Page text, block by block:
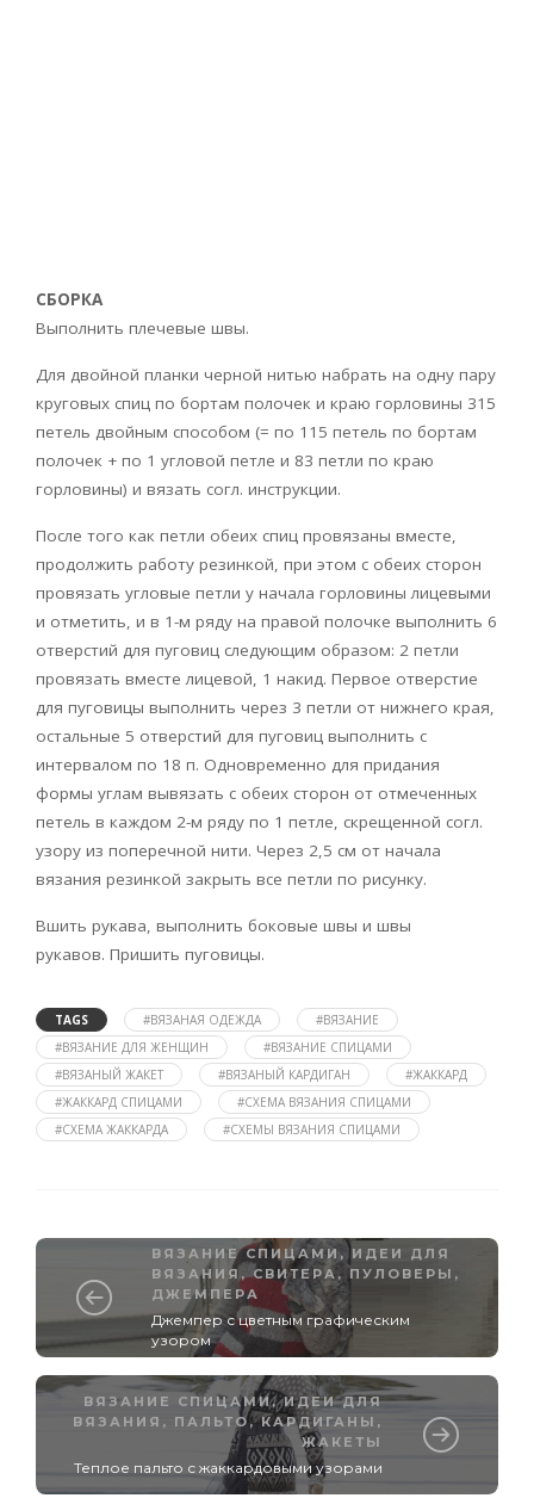
СБОРКА
Выполнить плечевые швы.
Для двойной планки черной нитью набрать на одну пару
круговых спиц по бортам полочек и краю горловины 315
петель двойным способом (= по 115 петель по бортам
полочек + по 1 угловой петле и 83 петли по краю
горловины) и вязать согл. инструкции.
После того как петли обеих спиц провязаны вместе,
продолжить работу резинкой, при этом с обеих сторон
провязать угловые петли у начала горловины лицевыми
и отметить, и в 1-м ряду на правой полочке выполнить 6
отверстий для пуговиц следующим образом: 2 петли
провязать вместе лицевой, 1 накид. Первое отверстие
для пуговицы выполнить через 3 петли от нижнего края,
остальные 5 отверстий для пуговиц выполнить с
интервалом по 18 п. Одновременно для придания
формы углам вывязать с обеих сторон от отмеченных
петель в каждом 2-м ряду по 1 петле, скрещенной согл.
узору из поперечной нити. Через 2,5 см от начала
вязания резинкой закрыть все петли по рисунку.
Вшить рукава, выполнить боковые швы и швы
рукавов. Пришить пуговицы.
TAGS #ВЯЗАНАЯ ОДЕЖДА
#ВЯЗАНИЕ
#ВЯЗАНИЕ ДЛЯ ЖЕНЩИН
#ВЯЗАНИЕ СПИЦАМИ
#ВЯЗАНЫЙ ЖАКЕТ
#ВЯЗАНЫЙ КАРДИГАН
#ЖАККАРД
#ЖАККАРД СПИЦАМИ
#СХЕМА ВЯЗАНИЯ СПИЦАМИ
#СХЕМА ЖАККАРДА
#СХЕМЫ ВЯЗАНИЯ СПИЦАМИ
ВЯЗАНИЕ СПИЦАМИ, ИДЕИ ДЛЯ
ВЯЗАНИЯ ,СВИТЕРА, ПУЛОВЕРЫ,
ДЖЕМПЕРА
Джемпер с цветным графическим
узором
ВЯЗАНИЕ СПИЦАМИ,ИДЕИ ДЛЯ
ВЯЗАНИЯ , ПАЛЬТО, КАРДИГАНЫ,
ЖАКЕТЫ
Теплое пальто с жаккардовыми узорами